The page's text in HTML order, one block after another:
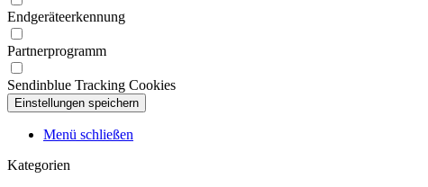
Endgeräteerkennung
Partnerprogramm
Sendinblue Tracking Cookies
Menü schließen
Kategorien